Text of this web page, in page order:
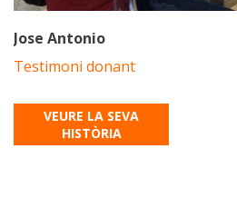
Jose Antonio
Testimoni donant
VEURE LA SEVA
HISTÒRIA